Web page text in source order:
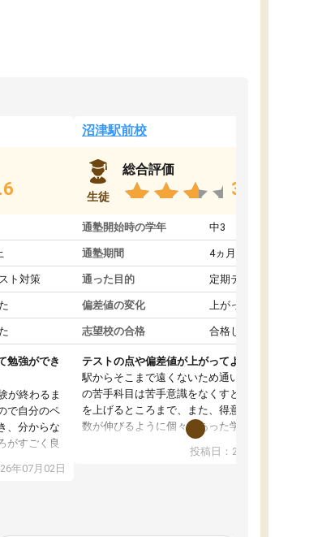
ト対策
勉強ができ
が終わるま
で自分のペ
、分からな
がすごく良
科によって
わかりやす
年07月02日
沼津駅前校
生徒
総合評価
3.8
通塾開始時の学年 中3
通塾期間 4ヵ月～1年未満
通った目的 定期テスト対策
偏差値の変化 上がった
志望校の合格 合格した
テストの点や偏差値が上がってよかった
駅からそこまで遠くないため通いやすく、自分
の苦手科目は苦手意識をなくすところから成績
を上げるところまで、また、得意科目はより点
数が伸びるように個々にあった学習方法で教え
てくれました。また、個別にやってくれること
でわからないところをすぐに質問することがで
投稿日：2026年06月19日